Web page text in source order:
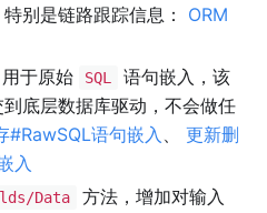
别是链路跟踪信息： ORM
于原始 SQL
语句嵌入，该
底层数据库驱动，不会做任
#RawSQL语句嵌入
更新删
入
Data 方法，增加对输入